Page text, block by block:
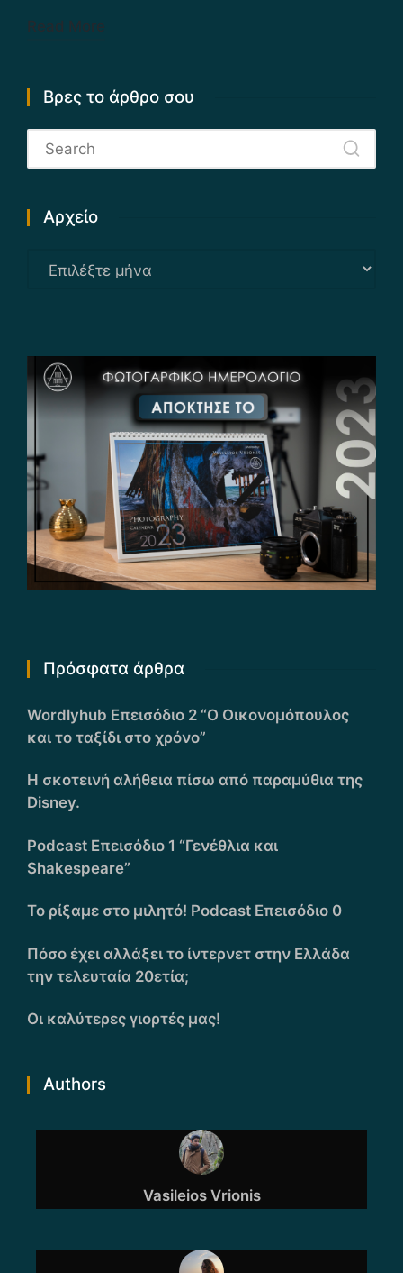
Read More
Βρες το άρθρο σου
Αρχείο
Αρχείο
Πρόσφατα άρθρα
Wordlyhub Επεισόδιο 2 “Ο Οικονομόπουλος
και το ταξίδι στο χρόνο”
Η σκοτεινή αλήθεια πίσω από παραμύθια της
Disney.
Podcast Επεισόδιο 1 “Γενέθλια και
Shakespeare”
Το ρίξαμε στο μιλητό! Podcast Επεισόδιο 0
Πόσο έχει αλλάξει το ίντερνετ στην Ελλάδα
την τελευταία 20ετία;
Οι καλύτερες γιορτές μας!
Authors
Vasileios Vrionis